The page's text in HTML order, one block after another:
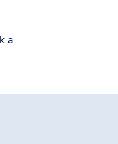
a